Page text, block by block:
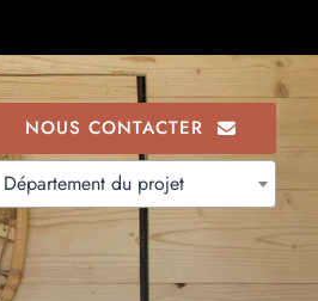
NOUS CONTACTER
Département du projet